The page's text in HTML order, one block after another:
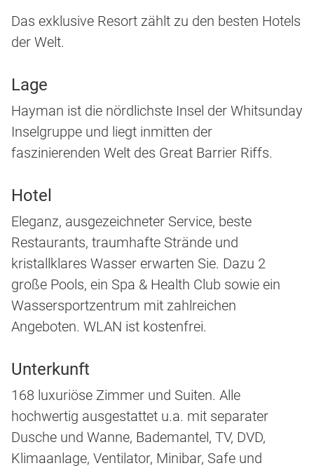
Das exklusive Resort zählt zu den besten Hotels
der Welt.
Lage
Hayman ist die nördlichste Insel der Whitsunday
Inselgruppe und liegt inmitten der
faszinierenden Welt des Great Barrier Riffs.
Hotel
Eleganz, ausgezeichneter Service, beste
Restaurants, traumhafte Strände und
kristallklares Wasser erwarten Sie. Dazu 2
große Pools, ein Spa & Health Club sowie ein
Wassersportzentrum mit zahlreichen
Angeboten. WLAN ist kostenfrei.
Unterkunft
168 luxuriöse Zimmer und Suiten. Alle
hochwertig ausgestattet u.a. mit separater
Dusche und Wanne, Bademantel, TV, DVD,
Klimaanlage, Ventilator, Minibar, Safe und